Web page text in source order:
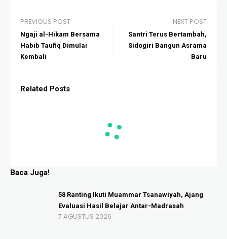
PREVIOUS POST
Ngaji al-Hikam Bersama
Habib Taufiq Dimulai
Kembali
NEXT POST
Santri Terus Bertambah,
Sidogiri Bangun Asrama
Baru
Related Posts
Baca Juga!
58 Ranting Ikuti Muammar Tsanawiyah, Ajang
Evaluasi Hasil Belajar Antar-Madrasah
7 AGUSTUS 2026